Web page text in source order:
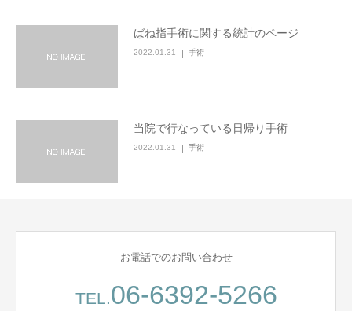
ばね指手術に関する統計のページ
2022.01.31 手術
当院で行なっている日帰り手術
2022.01.31 手術
お電話でのお問い合わせ
TEL.06-6392-5266